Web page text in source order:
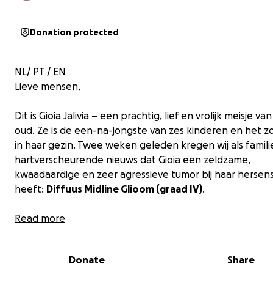
Donation protected
NL/ PT / EN
Lieve mensen,
Dit is Gioia Jalivia – een prachtig, lief en vrolijk meisje
oud. Ze is de een-na-jongste van zes kinderen en het
in haar gezin. Twee weken geleden kregen wij als
hartverscheurende nieuws dat Gioia een zeldzame,
kwaadaardige en zeer agressieve tumor bij haar
heeft: Diffuus Midline Glioom (graad IV).
De artsen in Nederland hebben aangegeven dat er
kregen, is dat Gioia nog ongeveer 9 maanden te leven
Read more
Donate Share